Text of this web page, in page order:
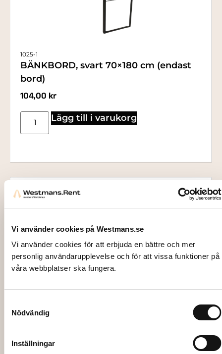
Vi använder cookies på Westmans.se
Vi använder cookies för att erbjuda en bättre och mer
personlig användarupplevelse och för att vissa funktioner på
våra webbplatser ska fungera.
Nödvändig
Inställningar
1025-1
BÄNKBORD, svart 70×180 cm (endast
bord)
104,00 kr
Lägg till i varukorg
BÄNK, svart 25×180 cm (endast bänk)
78,00kr